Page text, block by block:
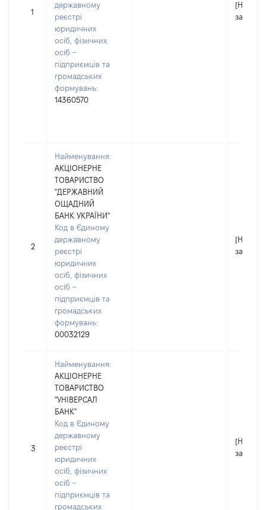
1
державному
реєстрі
юридичних
осіб, фізичних
осіб –
підприємців та
громадських
формувань:
14360570
[Не
2
Найменування:
АКЦІОНЕРНЕ
ТОВАРИСТВО
"ДЕРЖАВНИЙ
ОЩАДНИЙ
БАНК УКРАЇНИ"
Код в Єдиному
державному
реєстрі
юридичних
осіб, фізичних
осіб –
підприємців та
громадських
формувань:
00032129
[Не
3
Найменування:
АКЦІОНЕРНЕ
ТОВАРИСТВО
"УНІВЕРСАЛ
БАНК"
Код в Єдиному
державному
реєстрі
юридичних
осіб, фізичних
осіб –
підприємців та
громадських
[Не